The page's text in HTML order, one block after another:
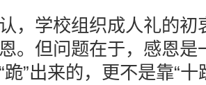
学校组织成人礼的初
。但问题在于，感恩是
跪”出来的，更不是靠“